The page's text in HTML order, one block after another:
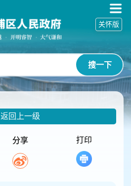
搜一下
关怀版
返回上一级
分享 打印